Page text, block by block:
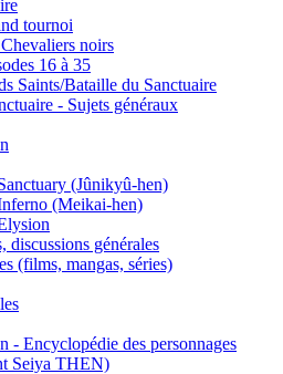
tournoi
noirs
16 à 35
Saints/Bataille du Sanctuaire
- Sujets généraux
(Jûnikyû-hen)
(Meikai-hen)
discussions générales
(films, mangas, séries)
- Encyclopédie des personnages
Seiya THEN)